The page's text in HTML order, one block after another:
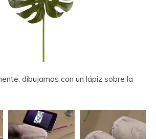
dibujamos con un lápiz sobre la